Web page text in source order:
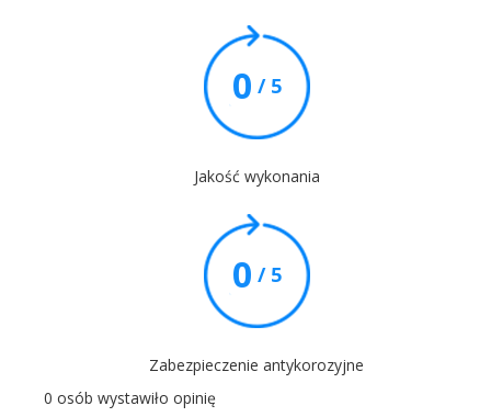
0 / 5
Jakość wykonania
0 / 5
Zabezpieczenie antykorozyjne
0 osób wystawiło opinię